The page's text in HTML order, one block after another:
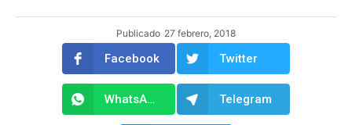
Publicado 27 febrero, 2018
Facebook Twitter
WhatsApp Telegram